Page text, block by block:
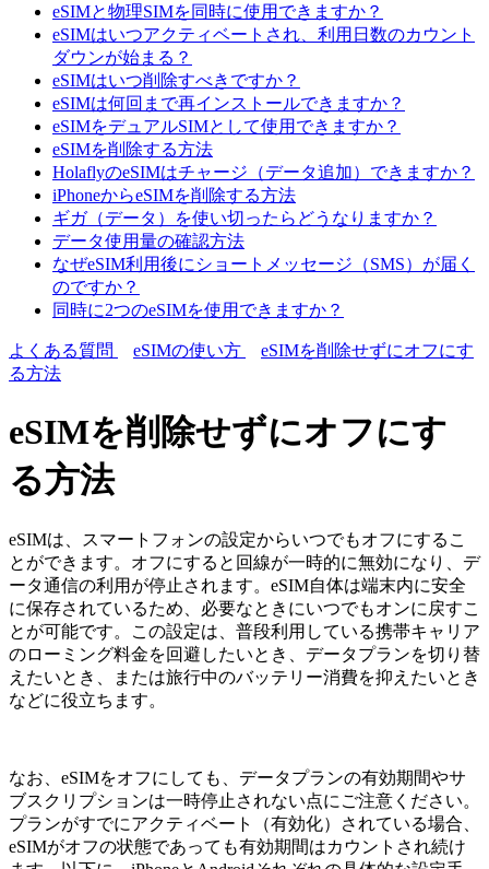
eSIMと物理SIMを同時に使用できますか？
eSIMはいつアクティベートされ、利用日数のカウント
ダウンが始まる？
eSIMはいつ削除すべきですか？
eSIMは何回まで再インストールできますか？
eSIMをデュアルSIMとして使用できますか？
eSIMを削除する方法
HolaflyのeSIMはチャージ（データ追加）できますか？
iPhoneからeSIMを削除する方法
ギガ（データ）を使い切ったらどうなりますか？
データ使用量の確認方法
なぜeSIM利用後にショートメッセージ（SMS）が届く
のですか？
同時に2つのeSIMを使用できますか？
よくある質問 eSIMの使い方
eSIMを削除せずにオフにす
る方法
eSIMを削除せずにオフにす
る方法
eSIMは、スマートフォンの設定からいつでもオフにするこ
とができます。オフにすると回線が一時的に無効になり、デ
ータ通信の利用が停止されます。eSIM自体は端末内に安全
に保存されているため、必要なときにいつでもオンに戻すこ
とが可能です。この設定は、普段利用している携帯キャリア
のローミング料金を回避したいとき、データプランを切り替
えたいとき、または旅行中のバッテリー消費を抑えたいとき
などに役立ちます。
なお、eSIMをオフにしても、データプランの有効期間やサ
ブスクリプションは一時停止されない点にご注意ください。
プランがすでにアクティベート（有効化）されている場合、
eSIMがオフの状態であっても有効期間はカウントされ続け